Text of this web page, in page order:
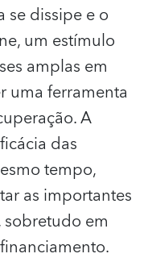
dissipe e o
um estímulo
amplas em
uma ferramenta
A
das
tempo,
as importantes
sobretudo em